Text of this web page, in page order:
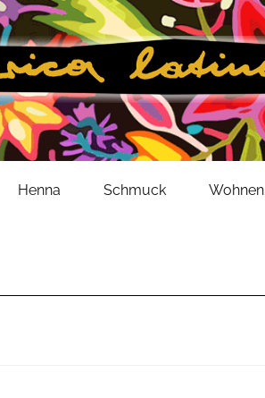
Henna Schmuck Wohnen